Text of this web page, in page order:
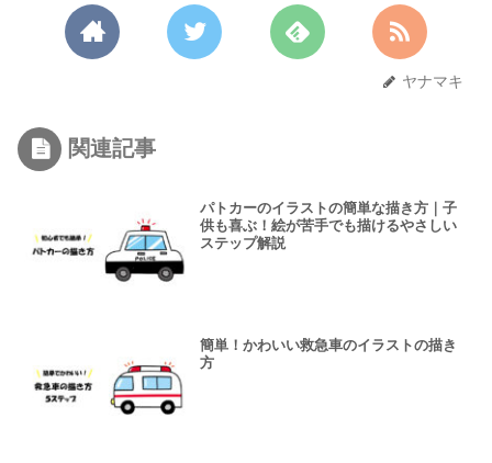
ヤナマキ
関連記事
パトカーのイラストの簡単な描き方｜子
供も喜ぶ！絵が苦手でも描けるやさしい
ステップ解説
簡単！かわいい救急車のイラストの描き
方